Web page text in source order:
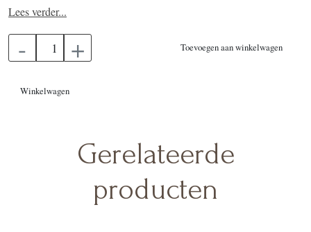
Verwen zonovergoten huid door de natuurlijke bescherming van
ontwikkeld voor het gezicht. Hydraterende en revitaliserende
Shea Butter gecombineerd met de geurige aroma van
Lees verder...
- + Toevoegen aan winkelwagen
Winkelwagen
Gerelateerde
producten